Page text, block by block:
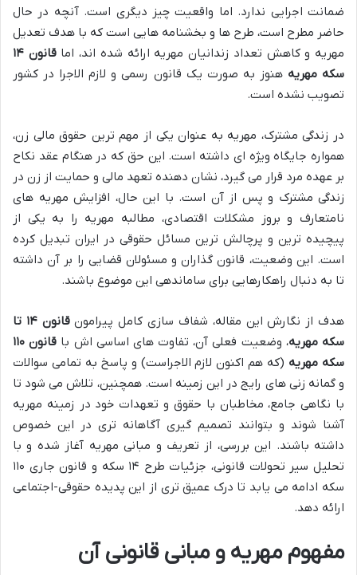
ضمانت اجرایی ندارد. اما واقعیت چیز دیگری است. آنچه در حال
حاضر مطرح است، طرح ها و بخشنامه هایی است که با هدف تعدیل
مهریه و کاهش تعداد زندانیان مهریه ارائه شده اند، اما
قانون ۱۴
سکه مهریه هنوز به صورت یک قانون رسمی و لازم الاجرا در کشور
تصویب نشده است.
در زندگی مشترک، مهریه به عنوان یکی از مهم ترین حقوق مالی زن،
همواره جایگاه ویژه ای داشته است. این حق که در هنگام عقد نکاح
بر عهده مرد قرار می گیرد، نشان دهنده تعهد مالی و حمایت از زن در
زندگی مشترک و پس از آن است. با این حال، افزایش مهریه های
نامتعارف و بروز مشکلات اقتصادی، مطالبه مهریه را به یکی از
پیچیده ترین و پرچالش ترین مسائل حقوقی در ایران تبدیل کرده
است. این وضعیت، قانون گذاران و مسئولان قضایی را بر آن داشته
تا به دنبال راهکارهایی برای ساماندهی این موضوع باشند.
هدف از نگارش این مقاله، شفاف سازی کامل پیرامون
قانون ۱۴ تا
سکه مهریه، وضعیت فعلی آن، تفاوت های اساسی اش با
قانون ۱۱۰
سکه مهریه (که هم اکنون لازم الاجراست) و پاسخ به تمامی سوالات
و گمانه زنی های رایج در این زمینه است. همچنین، تلاش می شود تا
با نگاهی جامع، مخاطبان با حقوق و تعهدات خود در زمینه مهریه
آشنا شوند و بتوانند تصمیم گیری آگاهانه تری در این خصوص
داشته باشند. این بررسی، از تعریف و مبانی مهریه آغاز شده و با
تحلیل سیر تحولات قانونی، جزئیات طرح ۱۴ سکه و قانون جاری ۱۱۰
سکه ادامه می یابد تا درک عمیق تری از این پدیده حقوقی-اجتماعی
ارائه دهد.
مفهوم مهریه و مبانی قانونی آن